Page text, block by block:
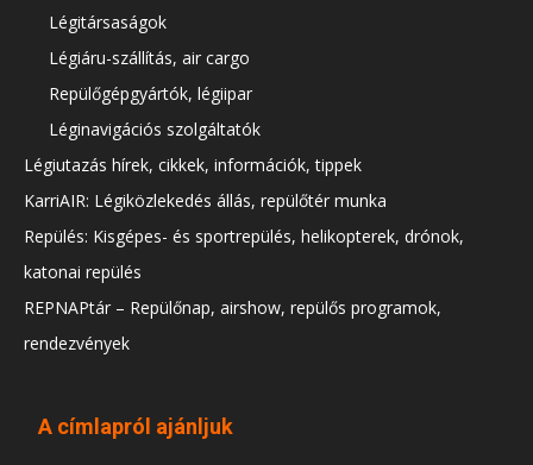
Légitársaságok
Légiáru-szállítás, air cargo
Repülőgépgyártók, légiipar
Léginavigációs szolgáltatók
Légiutazás hírek, cikkek, információk, tippek
KarriAIR: Légiközlekedés állás, repülőtér munka
Repülés: Kisgépes- és sportrepülés, helikopterek, drónok,
katonai repülés
REPNAPtár – Repülőnap, airshow, repülős programok,
rendezvények
A címlapról ajánljuk